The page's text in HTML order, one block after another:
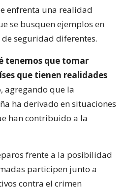
enfrenta una realidad
se busquen ejemplos en
seguridad diferentes.
tenemos que tomar
que tienen realidades
agregando que la
ha derivado en situaciones
han contribuido a la
frente a la posibilidad
participen junto a
contra el crimen